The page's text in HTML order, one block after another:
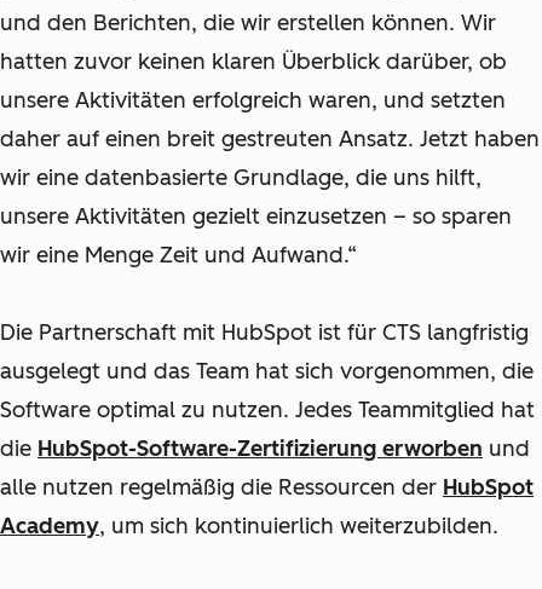
und den Berichten, die wir erstellen können. Wir
hatten zuvor keinen klaren Überblick darüber, ob
unsere Aktivitäten erfolgreich waren, und setzten
daher auf einen breit gestreuten Ansatz. Jetzt haben
wir eine datenbasierte Grundlage, die uns hilft,
unsere Aktivitäten gezielt einzusetzen – so sparen
wir eine Menge Zeit und Aufwand.“
Die Partnerschaft mit HubSpot ist für CTS langfristig
ausgelegt und das Team hat sich vorgenommen, die
Software optimal zu nutzen. Jedes Teammitglied hat
die HubSpot-Software-Zertifizierung erworben und
alle nutzen regelmäßig die Ressourcen der HubSpot
Academy, um sich kontinuierlich weiterzubilden.